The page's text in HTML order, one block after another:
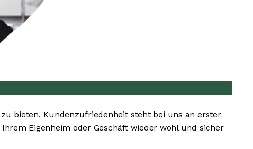
bieten. Kundenzufriedenheit steht bei uns an erster
Eigenheim oder Geschäft wieder wohl und sicher